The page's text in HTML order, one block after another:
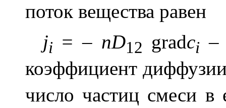
поток вещества равен
ji = – nD12 gradci
коэффициент
число частиц смеси